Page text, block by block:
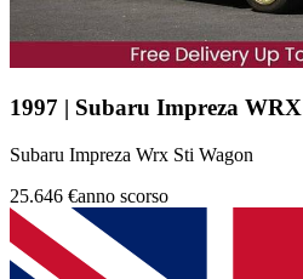
1997 | Subaru Impreza WRX
Subaru Impreza Wrx Sti Wagon
25.646 €anno scorso